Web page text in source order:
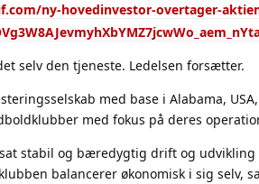
ny-hovedinvestor-overtager-
selv den tjeneste. Ledelsen forsætter.
med base i Alabama,
med fokus på deres
stabil og bæredygtig drift og
balancerer økonomisk i sig